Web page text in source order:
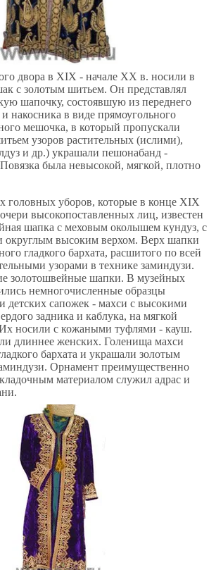
двора в XIX - начале ХХ в. носили в
с золотым шитьем. Он представлял
шапочку, состоявшую из переднего
накосника в виде прямоугольного
мешочка, в который пропускали
узоров растительных (ислими),
и др.) украшали пешонабанд -
была невысокой, мягкой, плотно
головных уборов, которые в конце XIX
высокопоставленных лиц, известен
шапка с меховым околышем кундуз, с
округлым высоким верхом. Верх шапки
гладкого бархата, расшитого по всей
узорами в технике заминдузи.
золотошвейные шапки. В музейных
немногочисленные образцы
детских сапожек - махси с высокими
задника и каблука, на мягкой
носили с кожаными туфлями - кауш.
длиннее женских. Голенища махси
бархата и украшали золотым
Орнамент преимущественно
материалом служил адрас и